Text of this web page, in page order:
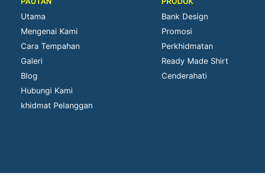
Utama
Mengenai Kami
Cara Tempahan
Galeri
Blog
Hubungi Kami
khidmat Pelanggan
Bank Design
Promosi
Perkhidmatan
Ready Made Shirt
Cenderahati